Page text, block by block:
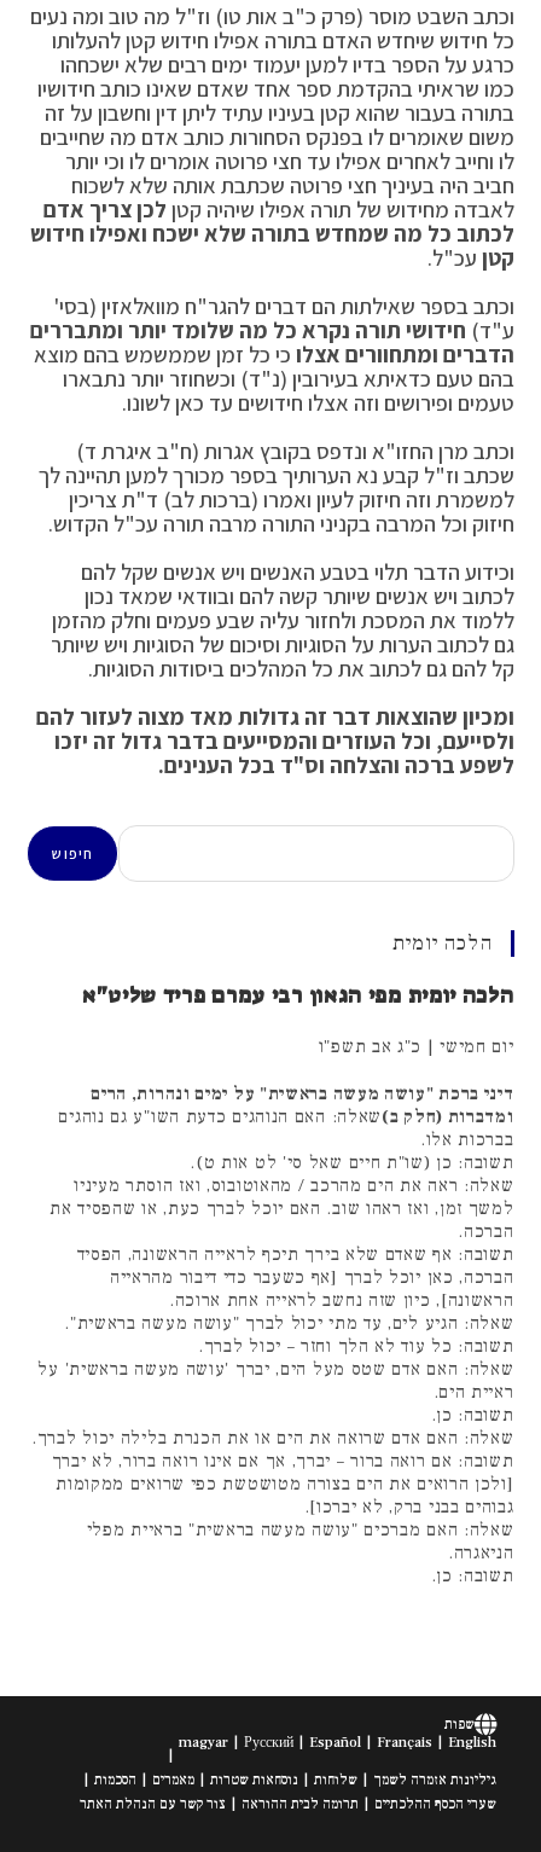
וכתב השבט מוסר (פרק כ"ב אות טו) וז"ל מה טוב ומה נעים
כל חידוש שיחדש האדם בתורה אפילו חידוש קטן להעלותו
כרגע על הספר בדיו למען יעמוד ימים רבים שלא ישכחהו
כמו שראיתי בהקדמת ספר אחד שאדם שאינו כותב חידושיו
בתורה בעבור שהוא קטן בעיניו עתיד ליתן דין וחשבון על זה
משום שאומרים לו בפנקס הסחורות כותב אדם מה שחייבים
לו וחייב לאחרים אפילו עד חצי פרוטה אומרים לו וכי יותר
חביב היה בעיניך חצי פרוטה שכתבת אותה שלא לשכוח
לאבדה מחידוש של תורה אפילו שיהיה קטן לכן צריך אדם
לכתוב כל מה שמחדש בתורה שלא ישכח ואפילו חידוש
קטן עכ"ל.
וכתב בספר שאילתות הם דברים להגר"ח מוואלאזין (בסי'
ע"ד) חידושי תורה נקרא כל מה שלומד יותר ומתבררים
הדברים ומתחוורים אצלו כי כל זמן שממשמש בהם מוצא
בהם טעם כדאיתא בעירובין (נ"ד) וכשחוזר יותר נתבארו
טעמים ופירושים וזה אצלו חידושים עד כאן לשונו.
וכתב מרן החזו"א ונדפס בקובץ אגרות (ח"ב איגרת ד)
שכתב וז"ל קבע נא הערותיך בספר מכורך למען תהיינה לך
למשמרת וזה חיזוק לעיון ואמרו (ברכות לב) ד"ת צריכין
חיזוק וכל המרבה בקניני התורה מרבה תורה עכ"ל הקדוש.
וכידוע הדבר תלוי בטבע האנשים ויש אנשים שקל להם
לכתוב ויש אנשים שיותר קשה להם ובוודאי שמאד נכון
ללמוד את המסכת ולחזור עליה שבע פעמים וחלק מהזמן
גם לכתוב הערות על הסוגיות וסיכום של הסוגיות ויש שיותר
קל להם גם לכתוב את כל המהלכים ביסודות הסוגיות.
ומכיון שהוצאות דבר זה גדולות מאד מצוה לעזור להם
ולסייעם, וכל העוזרים והמסייעים בדבר גדול זה יזכו
לשפע ברכה והצלחה וס"ד בכל הענינים.
חיפוש
חיפוש
הלכה יומית
הלכה יומית מפי הגאון רבי עמרם פריד שליט"א
יום חמישי | כ"ג אב תשפ"ו
דיני ברכת "עושה מעשה בראשית" על ימים ונהרות, הרים
ומדברות (חלק ב)שאלה: האם הנוהגים כדעת השו"ע גם נוהגים
בברכות אלו.
תשובה: כן (שו"ת חיים שאל סי' לט אות ט).
שאלה: ראה את הים מהרכב / מהאוטובוס, ואז הוסתר מעיניו
למשך זמן, ואז ראהו שוב. האם יוכל לברך כעת, או שהפסיד את
הברכה.
תשובה: אף שאדם שלא בירך תיכף לראייה הראשונה, הפסיד
הברכה, כאן יוכל לברך [אף כשעבר כדי דיבור מהראייה
הראשונה], כיון שזה נחשב לראייה אחת ארוכה.
שאלה: הגיע לים, עד מתי יכול לברך "עושה מעשה בראשית".
תשובה: כל עוד לא הלך וחזר – יכול לברך.
שאלה: האם אדם שטס מעל הים, יברך 'עושה מעשה בראשית' על
ראיית הים.
תשובה: כן.
שאלה: האם אדם שרואה את הים או את הכנרת בלילה יכול לברך.
תשובה: אם רואה ברור – יברך, אך אם אינו רואה ברור, לא יברך
[ולכן הרואים את הים בצורה מטושטשת כפי שרואים ממקומות
גבוהים בבני ברק, לא יברכו].
שאלה: האם מברכים "עושה מעשה בראשית" בראיית מפלי
הניאגרה.
תשובה: כן.
שפות
English
Français
Español
Русский
magyar
גיליונות אזמרה לשמך שלוחות נוסחאות שטרות מאמרים
הסכמות
שערי הכסף ההלכתיים
תרומה לבית ההוראה צור קשר עם הנהלת האתר